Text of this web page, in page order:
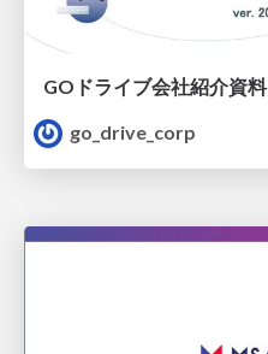
GOドライブ会社紹介資料
go_drive_corp